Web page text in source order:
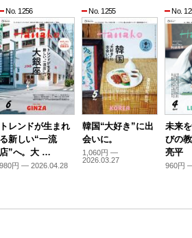
No. 1256
トレンドが生まれ
る新しい“一流
店”へ。大 …
980円 — 2026.04.28
No. 1255
韓国“大好き”に出
会いに。
1,060円 —
2026.03.27
No.
未来
びの
亮平
960円